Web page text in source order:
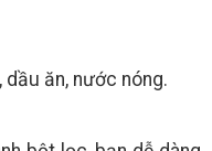
ăn, nước nóng.